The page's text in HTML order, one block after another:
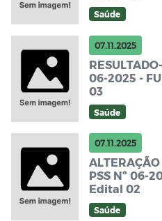
Saúde
07.11.2025
06-2025 -
03
Saúde
07.11.2025
PSS Nº 06-
Edital 02
Saúde